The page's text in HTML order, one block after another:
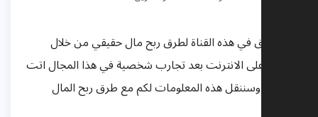
سنتطرق في هذه القناة لطرق ربح مال حقيقي من خلال
العمل على الانترنت بعد تجارب شخصية في هذا المجال اتت
بثمارها وسننقل هذه المعلومات لكم مع طرق ربح المال